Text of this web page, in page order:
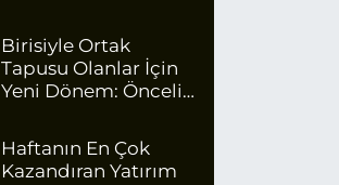
Birisiyle Ortak
Tapusu Olanlar İçin
Yeni Dönem: Öncelik
Olacak
Haftanın En Çok
Kazandıran Yatırım